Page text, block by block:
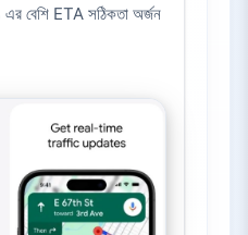
বেশি ETA সঠিকতা অর্জন